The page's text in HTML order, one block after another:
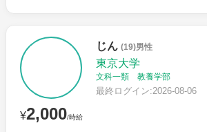
¥2,000/時給
じん (19)男性
東京大学
文科一類 教養学部
最終ログイン:2026-08-06